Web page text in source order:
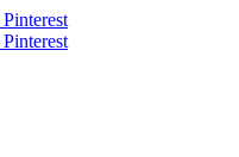
Pinterest
Pinterest